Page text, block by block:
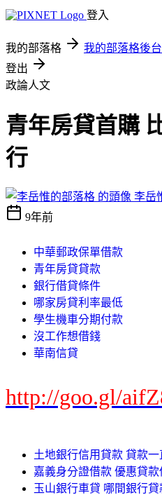
登入
我的部落格 我的部落格後台
登出
政論人文
青年房貸首購
行
李岳
9年前
中華郵政保單借款
青年房貸貸款
銀行借貸條件
哪家房貸利率最低
學生機車分期付款
沒工作想借錢
華南信貸
http://goo.gl/
土地銀行信用貸款 貸款
嘉義身分證借款 優惠貸
玉山銀行車貸 哪間銀行